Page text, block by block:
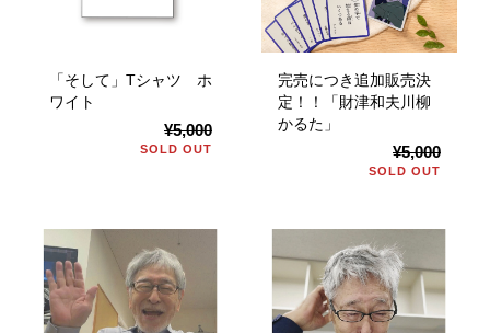
「そして」Tシャツ ホ
ワイト
¥5,000
SOLD OUT
完売につき追加販売決
定！！「財津和夫川柳
かるた」
¥5,000
SOLD OUT